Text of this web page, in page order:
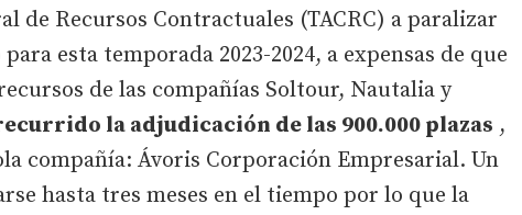
de Recursos Contractuales (TACRC) a paralizar
esta temporada 2023-2024, a expensas de que
de las compañías Soltour, Nautalia y
la adjudicación de las 900.000 plazas ,
compañía: Ávoris Corporación Empresarial. Un
hasta tres meses en el tiempo por lo que la